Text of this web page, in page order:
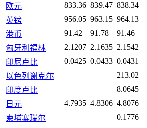
欧元
833.36 839.47 838.34
英镑
956.05 963.15 964.13
港币
91.42 91.78
91.46
匈牙利福林
2.1207 2.1635 2.1542
印尼卢比
0.0425 0.0433 0.0431
以色列谢克尔
213.02
印度卢比
8.0645
日元
4.7935 4.8306 4.8076
柬埔寨瑞尔
0.1776